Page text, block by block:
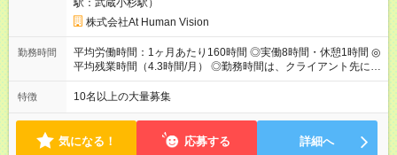
業代（月15時間分）が含まれた 金額になります。超過分は追加
で全額支給。 【頑張りを給与・キャリアに還元します】 年に2
回⼈事評価があり等級が決まります。 等級に合わせた給与設定
のため、若い内からでも頑張り次第で給与アップが叶います。
⼀般職（20～31万円）→リーダー（⽉給26～36万円） →係⻑
～58万円） 【試用期間】試用期間あり 試用期間の長さ：6ヶ月
※ 雇用形態と給与に、本採用時と異なる部分があります。 雇用
形態：本採用時と同じです。 給与：月給 224,000円 ～ 330,000
円 上記額にはみなし残業代を含みます。※超過分は全額支給い
たします。 みなし残業代 24,000円 ～ 34,000円／月 みなし残業
駅：武蔵小杉駅）
株式会社At Human Vision
勤務時間
平均労働時間：1ヶ月あたり160時間 ◎実働8時間・休憩1時間 ◎
平均残業時間（4.3時間/月） ◎勤務時間は、クライアント先に
より異なります。 ※＜シフト例＞ 10:00～19:00／11:00～
20:00 平均労働時間：1ヶ月あたり160時間 ◎実働8時間・休憩1
先に より異なります。 ※＜シフト例＞ 10:00～19:00／11:00
～20:00
特徴 10名以上の大量募集
気になる！ 応募する 詳細へ